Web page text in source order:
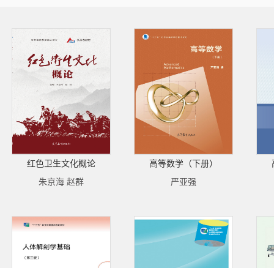
红色卫生文化概论
朱京海 赵群
高等数学（下册）
严亚强